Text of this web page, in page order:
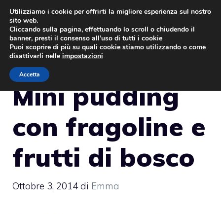
Vai
contenuto
Mini pudding
con fragoline e
frutti di bosco
Ottobre 3, 2014 di Emma
Utilizziamo i cookie per offrirti la migliore esperienza sul nostro
sito web.
Cliccando sulla pagina, effettuando lo scroll o chiudendo il
banner, presti il consenso all’uso di tutti i cookie
Puoi scoprire di più su quali cookie stiamo utilizzando o come
disattivarli nelle impostazioni
Accetta